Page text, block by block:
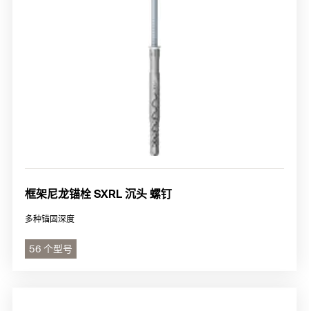
框架尼龙锚栓 SXRL 沉头 螺钉
多种锚固深度
56 个型号